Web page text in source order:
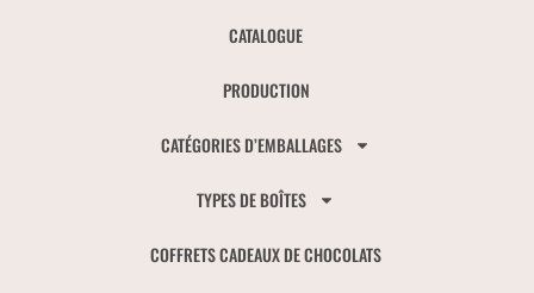
CATALOGUE
PRODUCTION
CATÉGORIES D’EMBALLAGES
TYPES DE BOÎTES
COFFRETS CADEAUX DE CHOCOLATS